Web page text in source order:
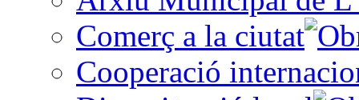
Comerç a la ciutat
Cooperació